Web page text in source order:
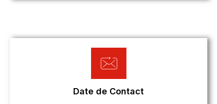
Date de Contact